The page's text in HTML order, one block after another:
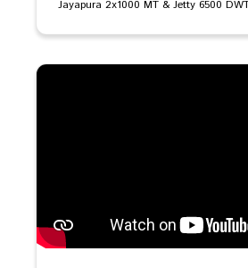
Jayapura 2x1000 MT & Jetty 6500